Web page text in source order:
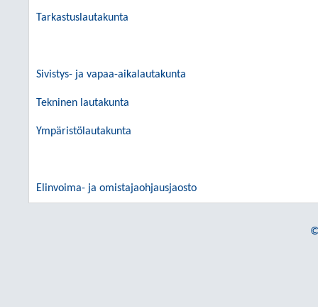
Tarkastuslautakunta
Sivistys- ja vapaa-aikalautakunta
Tekninen lautakunta
Ympäristölautakunta
Elinvoima- ja omistajaohjausjaosto